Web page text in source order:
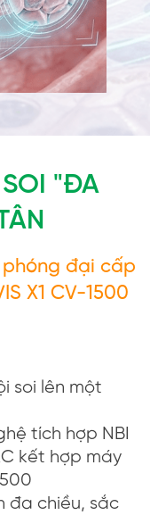
SOI "ĐA
đại cấp
X1 CV-1500
soi lên một
tích hợp NBI
kết hợp máy
đa chiều, sắc